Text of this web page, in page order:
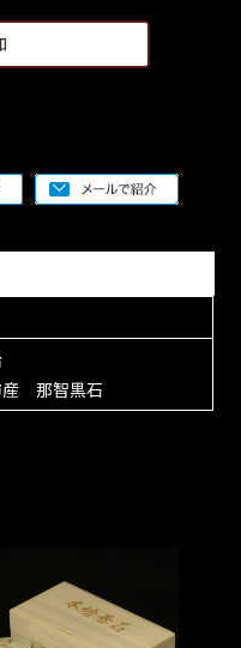
産 那智黒石